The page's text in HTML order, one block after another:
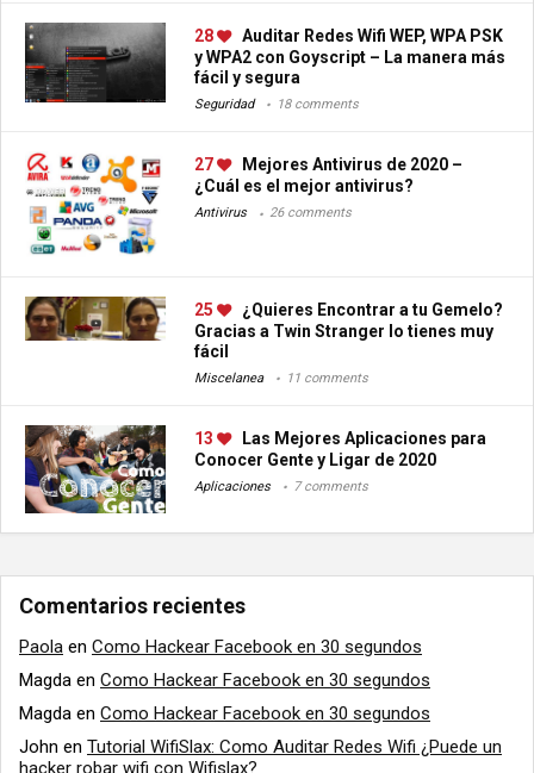
28
Auditar Redes Wifi WEP, WPA PSK
y WPA2 con Goyscript – La manera más
fácil y segura
Seguridad 18 comments
27
Mejores Antivirus de 2020 –
¿Cuál es el mejor antivirus?
Antivirus 26 comments
25
¿Quieres Encontrar a tu Gemelo?
Gracias a Twin Stranger lo tienes muy
fácil
Miscelanea 11 comments
13
Las Mejores Aplicaciones para
Conocer Gente y Ligar de 2020
Aplicaciones 7 comments
Comentarios recientes
Paola en Como Hackear Facebook en 30 segundos
Magda en Como Hackear Facebook en 30 segundos
Magda en Como Hackear Facebook en 30 segundos
John en Tutorial WifiSlax: Como Auditar Redes Wifi ¿Puede un
hacker robar wifi con Wifislax?